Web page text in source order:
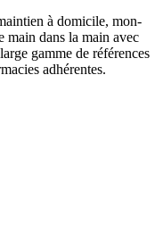
à domicile, mon-
main dans la main avec
gamme de références
adhérentes.